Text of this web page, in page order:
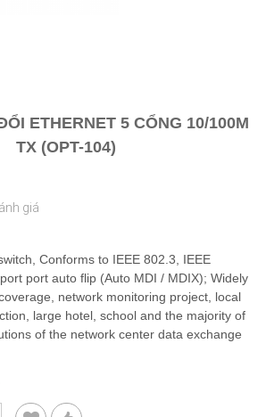
ETHERNET 5 CỔNG 10/100M
TX (OPT-104)
giá
Conforms to IEEE 802.3, IEEE
port auto flip (Auto MDI / MDIX); Widely
network monitoring project, local
large hotel, school and the majority of
of the network center data exchange